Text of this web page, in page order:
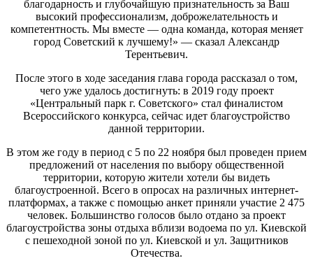
благодарность и глубочайшую признательность за Ваш
высокий профессионализм, доброжелательность и
компетентность. Мы вместе — одна команда, которая меняет
город Советский к лучшему!» — сказал Александр
Терентьевич.
После этого в ходе заседания глава города рассказал о том,
чего уже удалось достигнуть: в 2019 году проект
«Центральный парк г. Советского» стал финалистом
Всероссийского конкурса, сейчас идет благоустройство
данной территории.
В этом же году в период с 5 по 22 ноября был проведен прием
предложений от населения по выбору общественной
территории, которую жители хотели бы видеть
благоустроенной. Всего в опросах на различных интернет-
платформах, а также с помощью анкет приняли участие 2 475
человек. Большинство голосов было отдано за проект
благоустройства зоны отдыха вблизи водоема по ул. Киевской
с пешеходной зоной по ул. Киевской и ул. Защитников
Отечества.